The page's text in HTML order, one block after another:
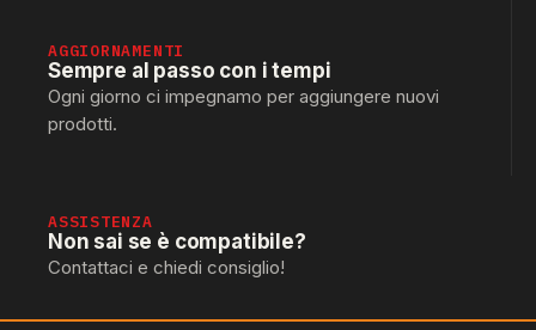
AGGIORNAMENTI
Sempre al passo con i tempi
Ogni giorno ci impegnamo per aggiungere nuovi
prodotti.
ASSISTENZA
Non sai se è compatibile?
Contattaci e chiedi consiglio!